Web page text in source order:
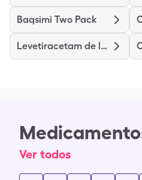
Baqsimi Two Pack
Levetiracetam de liberacion prolongada
Ver todos